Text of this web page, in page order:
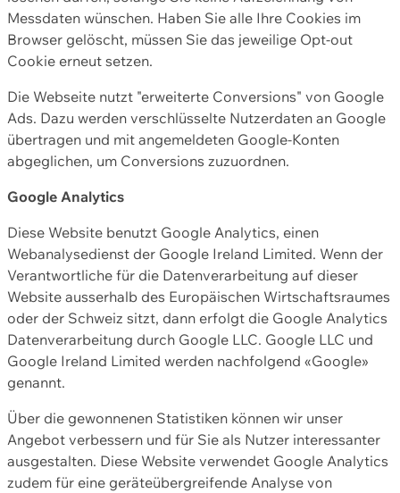
Messdaten wünschen. Haben Sie alle Ihre Cookies im
Browser gelöscht, müssen Sie das jeweilige Opt-out
Cookie erneut setzen.
Die Webseite nutzt "erweiterte Conversions" von Google
Ads. Dazu werden verschlüsselte Nutzerdaten an Google
übertragen und mit angemeldeten Google-Konten
abgeglichen, um Conversions zuzuordnen.
Google Analytics
Diese Website benutzt Google Analytics, einen
Webanalysedienst der Google Ireland Limited. Wenn der
Verantwortliche für die Datenverarbeitung auf dieser
Website ausserhalb des Europäischen Wirtschaftsraumes
oder der Schweiz sitzt, dann erfolgt die Google Analytics
Datenverarbeitung durch Google LLC. Google LLC und
Google Ireland Limited werden nachfolgend «Google»
genannt.
Über die gewonnenen Statistiken können wir unser
Angebot verbessern und für Sie als Nutzer interessanter
ausgestalten. Diese Website verwendet Google Analytics
zudem für eine geräteübergreifende Analyse von